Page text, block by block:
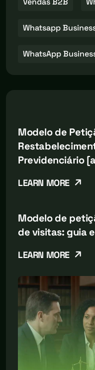
Whatsapp
WhatsApp
Modelo de
Previdenciário
LEARN MORE
Modelo de
de visitas: guia
LEARN MORE